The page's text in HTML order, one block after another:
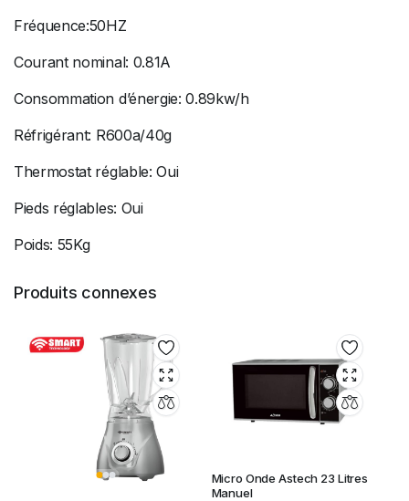
Fréquence:50HZ
Courant nominal: 0.81A
Consommation d’énergie: 0.89kw/h
Réfrigérant: R600a/40g
Thermostat réglable: Oui
Pieds réglables: Oui
Poids: 55Kg
Produits connexes
Micro Onde Astech 23 Litres
Manuel